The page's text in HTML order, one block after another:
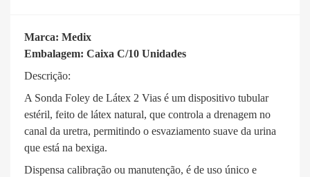
Marca: Medix
Embalagem: Caixa C/10 Unidades
Descrição:
A Sonda Foley de Látex 2 Vias é um dispositivo tubular
estéril, feito de látex natural, que controla a drenagem no
canal da uretra, permitindo o esvaziamento suave da urina
que está na bexiga.
Dispensa calibração ou manutenção, é de uso único e